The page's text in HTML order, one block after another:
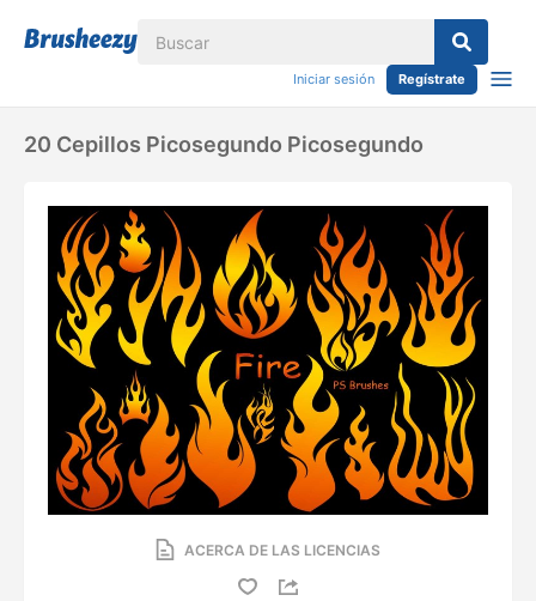
Iniciar sesión Regístrate
20 Cepillos Picosegundo Picosegundo
ACERCA DE LAS LICENCIAS